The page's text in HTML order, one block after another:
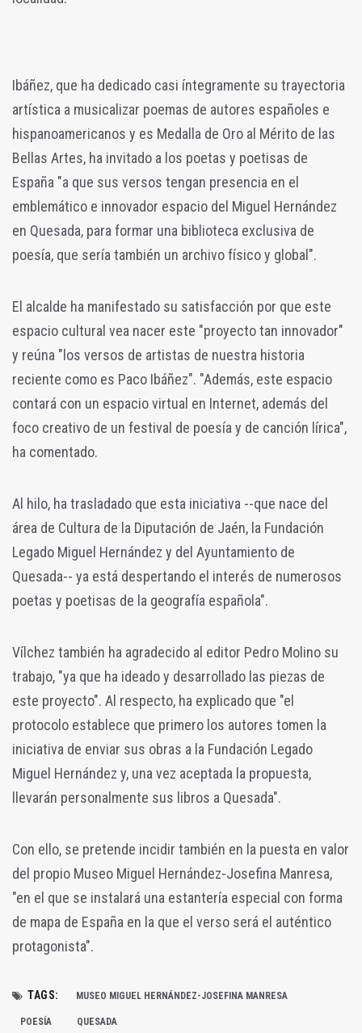
Ibáñez, que ha dedicado casi íntegramente su trayectoria
artística a musicalizar poemas de autores españoles e
hispanoamericanos y es Medalla de Oro al Mérito de las
Bellas Artes, ha invitado a los poetas y poetisas de
España "a que sus versos tengan presencia en el
emblemático e innovador espacio del Miguel Hernández
en Quesada, para formar una biblioteca exclusiva de
poesía, que sería también un archivo físico y global".
El alcalde ha manifestado su satisfacción por que este
espacio cultural vea nacer este "proyecto tan innovador"
y reúna "los versos de artistas de nuestra historia
reciente como es Paco Ibáñez". "Además, este espacio
contará con un espacio virtual en Internet, además del
foco creativo de un festival de poesía y de canción lírica",
ha comentado.
Al hilo, ha trasladado que esta iniciativa --que nace del
área de Cultura de la Diputación de Jaén, la Fundación
Legado Miguel Hernández y del Ayuntamiento de
Quesada-- ya está despertando el interés de numerosos
poetas y poetisas de la geografía española".
Vílchez también ha agradecido al editor Pedro Molino su
trabajo, "ya que ha ideado y desarrollado las piezas de
este proyecto". Al respecto, ha explicado que "el
protocolo establece que primero los autores tomen la
iniciativa de enviar sus obras a la Fundación Legado
Miguel Hernández y, una vez aceptada la propuesta,
llevarán personalmente sus libros a Quesada".
Con ello, se pretende incidir también en la puesta en valor
del propio Museo Miguel Hernández-Josefina Manresa,
"en el que se instalará una estantería especial con forma
de mapa de España en la que el verso será el auténtico
protagonista".
TAGS: MUSEO MIGUEL HERNÁNDEZ-JOSEFINA MANRESA
POESÍA QUESADA